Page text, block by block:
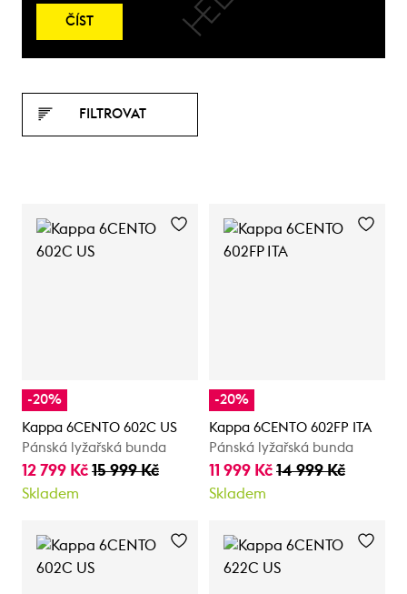
ČÍST
FILTROVAT
-20%
Kappa 6CENTO 602C US
Pánská lyžařská bunda
12 799 Kč 15 999 Kč
Skladem
-20%
Kappa 6CENTO 602FP ITA
Pánská lyžařská bunda
11 999 Kč 14 999 Kč
Skladem